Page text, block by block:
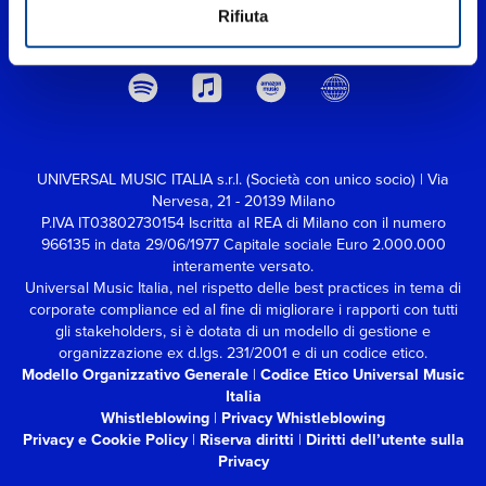
Rifiuta
UNIVERSAL MUSIC ITALIA s.r.l. (Società con unico socio) | Via
Nervesa, 21 - 20139 Milano
P.IVA IT03802730154 Iscritta al REA di Milano con il numero
966135 in data 29/06/1977 Capitale sociale Euro 2.000.000
interamente versato.
Universal Music Italia, nel rispetto delle best practices in tema di
corporate compliance ed al fine di migliorare i rapporti con tutti
gli stakeholders, si è dotata di un modello di gestione e
organizzazione ex d.lgs. 231/2001 e di un codice etico.
Modello Organizzativo Generale | Codice Etico Universal Music
Italia
Whistleblowing | Privacy Whistleblowing
Privacy e Cookie Policy| Riserva diritti | Diritti dell’utente sulla
Privacy